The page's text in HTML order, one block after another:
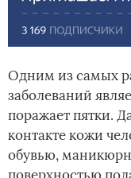
Одним из самых
заболеваний
поражает пятки.
контакте кожи
обувью,